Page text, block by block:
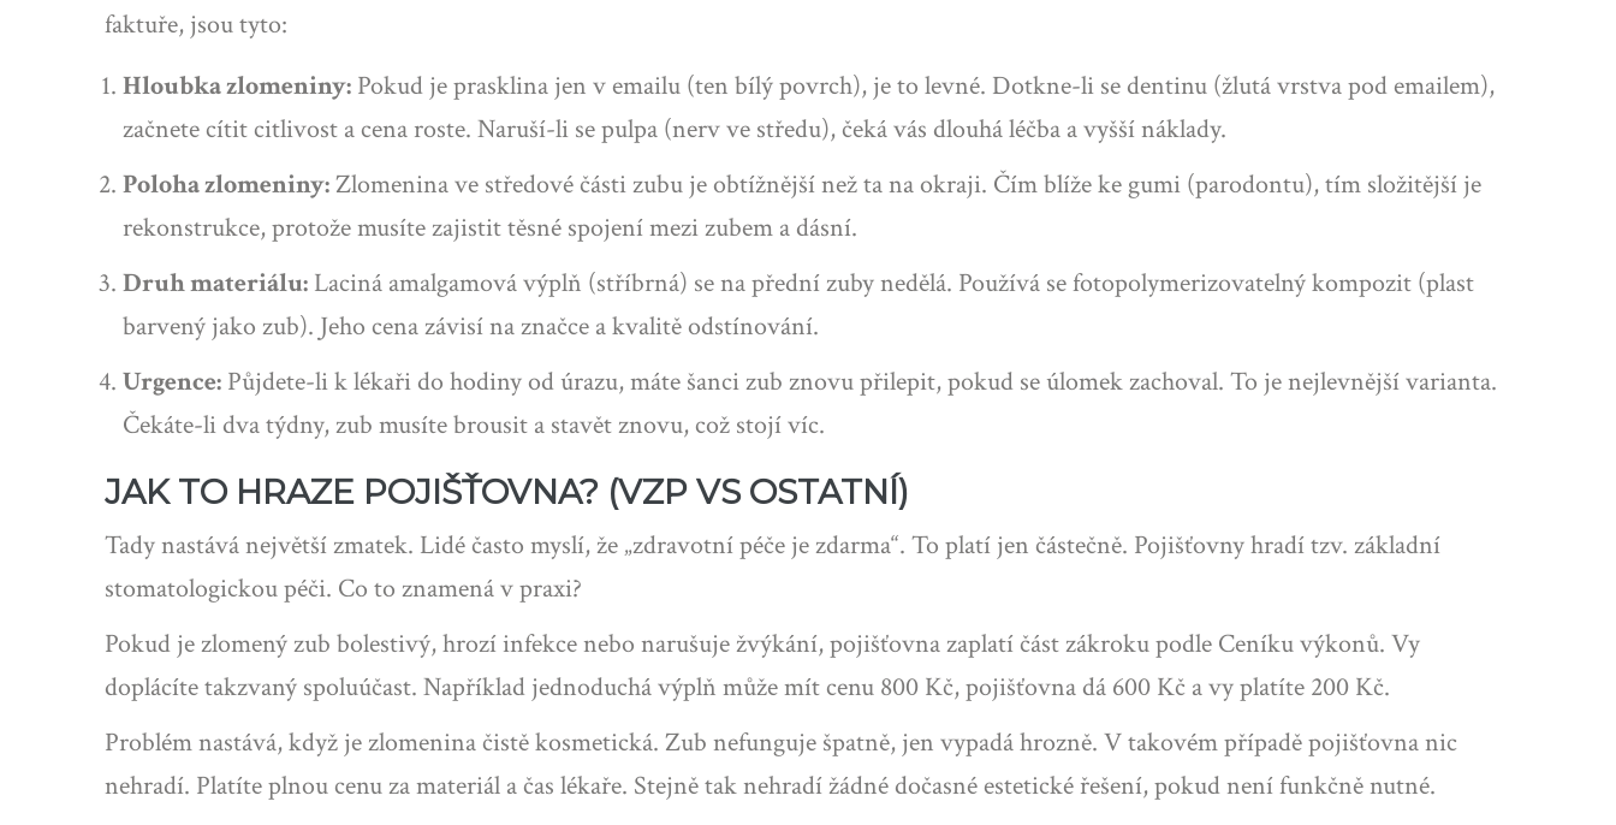
faktuře, jsou tyto:
Hloubka zlomeniny: Pokud je prasklina jen v emailu (ten bílý povrch), je to levné. Dotkne-li se dentinu (žlutá vrstva pod emailem),
začnete cítit citlivost a cena roste. Naruší-li se pulpa (nerv ve středu), čeká vás dlouhá léčba a vyšší náklady.
Poloha zlomeniny:Zlomenina ve středové části zubu je obtížnější než ta na okraji. Čím blíže ke gumi (parodontu), tím složitější je
rekonstrukce, protože musíte zajistit těsné spojení mezi zubem a dásní.
Druh materiálu: Laciná amalgamová výplň (stříbrná) se na přední zuby nedělá. Používá se fotopolymerizovatelný kompozit (plast
barvený jako zub). Jeho cena závisí na značce a kvalitě odstínování.
Urgence: Půjdete-li k lékaři do hodiny od úrazu, máte šanci zub znovu přilepit, pokud se úlomek zachoval. To je nejlevnější varianta.
Čekáte-li dva týdny, zub musíte brousit a stavět znovu, což stojí víc.
JAK TO HRAZE POJIŠŤOVNA? (VZP VS OSTATNÍ)
Tady nastává největší zmatek. Lidé často myslí, že „zdravotní péče je zdarma“. To platí jen částečně. Pojišťovny hradí tzv. základní
stomatologickou péči. Co to znamená v praxi?
Pokud je zlomený zub bolestivý, hrozí infekce nebo narušuje žvýkání, pojišťovna zaplatí část zákroku podle Ceníku výkonů. Vy
doplácíte takzvaný spoluúčast. Například jednoduchá výplň může mít cenu 800 Kč, pojišťovna dá 600 Kč a vy platíte 200 Kč.
Problém nastává, když je zlomenina čistě kosmetická. Zub nefunguje špatně, jen vypadá hrozně. V takovém případě pojišťovna nic
nehradí. Platíte plnou cenu za materiál a čas lékaře. Stejně tak nehradí žádné dočasné estetické řešení, pokud není funkčně nutné.